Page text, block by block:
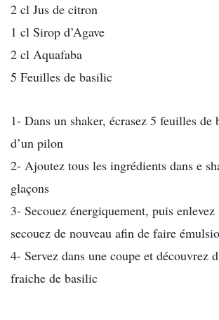
2 cl Jus de citron
1 cl Sirop d’Agave
2 cl Aquafaba
5 Feuilles de basilic
1- Dans un shaker, écrasez 5 feuilles de
d’un pilon
2- Ajoutez tous les ingrédients dans e
glaçons
3- Secouez énergiquement, puis
secouez de nouveau afin de faire
4- Servez dans une coupe et découvrez
fraiche de basilic